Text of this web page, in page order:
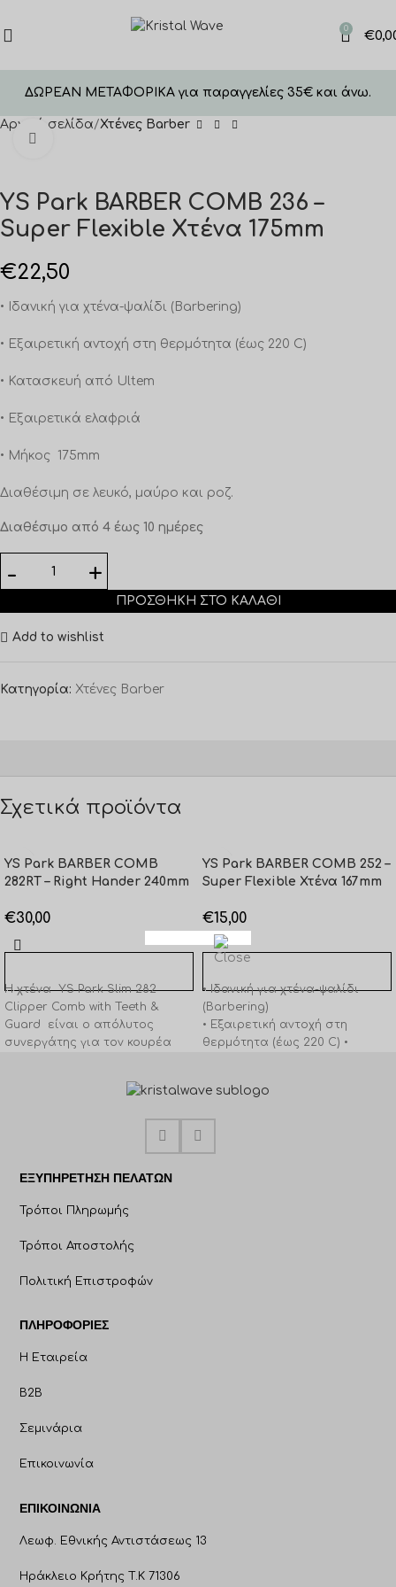
0 €
ΔΩΡΕΑΝ ΜΕΤΑΦΟΡΙΚΑ για παραγγελίες 35€ και άνω.
Αρχική σελίδα Χτένες Barber
YS Park BARBER COMB 236 –
Super Flexible Χτένα 175mm
€22,50
• Ιδανική για χτένα-ψαλίδι (Barbering)
• Εξαιρετική αντοχή στη θερμότητα (έως 220 C)
• Κατασκευή από Ultem
• Εξαιρετικά ελαφριά
• Μήκος 175mm
Διαθέσιμη σε λευκό, μαύρο και ροζ.
Διαθέσιμο από 4 έως 10 ημέρες
ΠΡΟΣΘΉΚΗ ΣΤΟ ΚΑΛΆΘΙ
Add to wishlist
Κατηγορία: Χτένες Barber
Σχετικά προϊόντα
YS Park BARBER COMB
282RT – Right Hander 240mm
€30,00
Η χτένα YS Park Slim 282
Clipper Comb with Teeth &
Guard είναι ο απόλυτος
συνεργάτης για τον κουρέα
YS Park BARBER COMB 252 –
Super Flexible Χτένα 167mm
€15,00
• Ιδανική για χτένα-ψαλίδι
(Barbering)
• Εξαιρετική αντοχή στη
θερμότητα (έως 220 C) •
167mm Διαθέσιμη σε λευκό,
ΕΞΥΠΗΡΈΤΗΣΗ ΠΕΛΑΤΩΝ
Τρόποι Πληρωμής
Τρόποι Αποστολής
Πολιτική Επιστροφών
ΠΛΗΡΟΦΟΡΊΕΣ
Η Εταιρεία
B2B
Σεμινάρια
Επικοινωνία
ΕΠΙΚΟΙΝΩΝΊΑ
Λεωφ. Εθνικής Αντιστάσεως 13
Ηράκλειο Κρήτης T.K 71306